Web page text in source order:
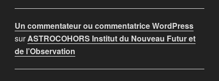
Un commentateur ou commentatrice WordPress
surASTROCOHORS Institut du Nouveau Futur et
de l’Observation